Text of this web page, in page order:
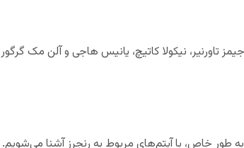
تاورنیر، نیکولا کاتیچ، یانیس هاجی و آلن مک گرگور
به طور خاص، با آیتم‌های مربوط به رنجرز آشنا می‌شویم.